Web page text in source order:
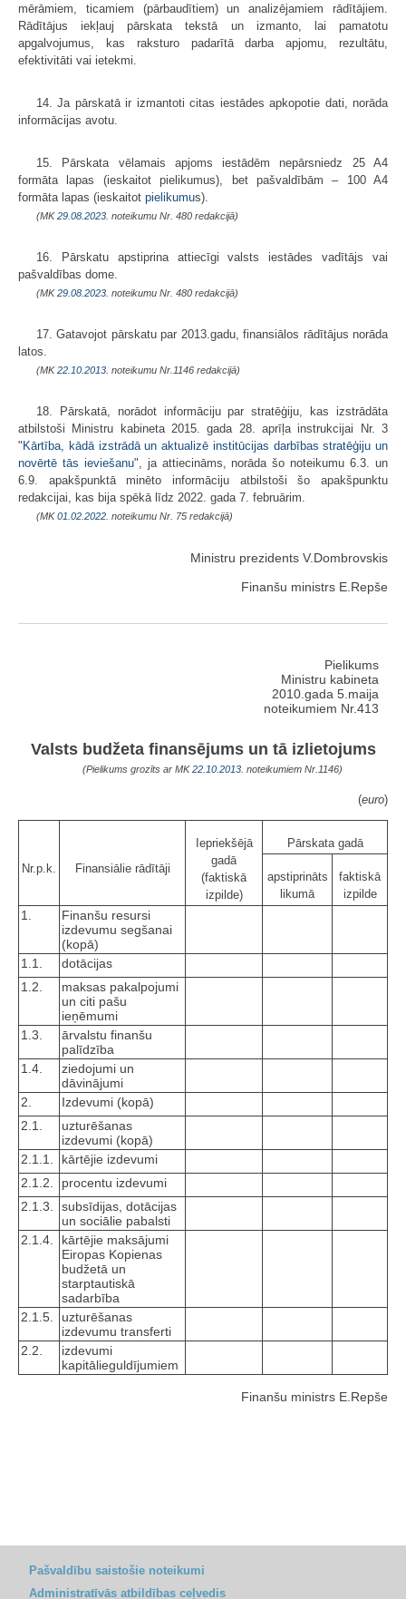
mērāmiem, ticamiem (pārbaudītiem) un analizējamiem rādītājiem.
Rādītājus iekļauj pārskata tekstā un izmanto, lai pamatotu
apgalvojumus, kas raksturo padarītā darba apjomu, rezultātu,
efektivitāti vai ietekmi.
14. Ja pārskatā ir izmantoti citas iestādes apkopotie dati, norāda
informācijas avotu.
15. Pārskata vēlamais apjoms iestādēm nepārsniedz 25 A4
formāta lapas (ieskaitot pielikumus), bet pašvaldībām – 100 A4
formāta lapas (ieskaitot pielikumus).
(MK29.08.2023. noteikumu Nr. 480 redakcijā)
16. Pārskatu apstiprina attiecīgi valsts iestādes vadītājs vai
pašvaldības dome.
(MK29.08.2023. noteikumu Nr. 480 redakcijā)
17. Gatavojot pārskatu par 2013.gadu, finansiālos rādītājus norāda
latos.
(MK22.10.2013. noteikumu Nr.1146 redakcijā)
18. Pārskatā, norādot informāciju par stratēģiju, kas izstrādāta
atbilstoši Ministru kabineta 2015. gada 28. aprīļa instrukcijai Nr. 3
"Kārtība, kādā izstrādā un aktualizē institūcijas darbības stratēģiju un
novērtē tās ieviešanu", ja attiecināms, norāda šo noteikumu 6.3. un
6.9. apakšpunktā minēto informāciju atbilstoši šo apakšpunktu
redakcijai, kas bija spēkā līdz 2022. gada 7. februārim.
(MK01.02.2022. noteikumu Nr. 75 redakcijā)
Ministru prezidents V.Dombrovskis
Finanšu ministrs E.Repše
Pielikums
Ministru kabineta
2010.gada 5.maija
noteikumiem Nr.413
Valsts budžeta finansējums un tā izlietojums
(Pielikums grozīts ar MK22.10.2013. noteikumiem Nr.1146)
(euro)
Nr.p.k. Finansiālie rādītāji
Iepriekšējā
gadā
(faktiskā
izpilde)
Pārskata gadā
apstiprināts
likumā
faktiskā
izpilde
1.
Finanšu resursi
izdevumu segšanai
(kopā)
1.1.
dotācijas
1.2.
maksas pakalpojumi
un citi pašu
ieņēmumi
1.3.
ārvalstu finanšu
palīdzība
1.4.
ziedojumi un
dāvinājumi
2.
Izdevumi (kopā)
2.1.
uzturēšanas
izdevumi (kopā)
2.1.1.
kārtējie izdevumi
2.1.2.
procentu izdevumi
2.1.3.
subsīdijas, dotācijas
un sociālie pabalsti
2.1.4.
kārtējie maksājumi
Eiropas Kopienas
budžetā un
starptautiskā
sadarbība
2.1.5.
uzturēšanas
izdevumu transferti
2.2.
izdevumi
kapitālieguldījumiem
Finanšu ministrs E.Repše
Pašvaldību saistošie noteikumi
Administratīvās atbildības ceļvedis